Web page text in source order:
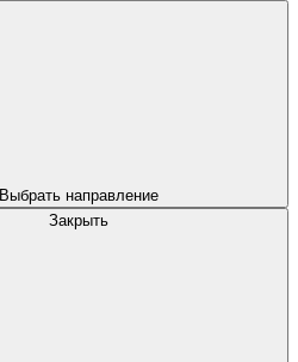
Выбрать направление
Закрыть